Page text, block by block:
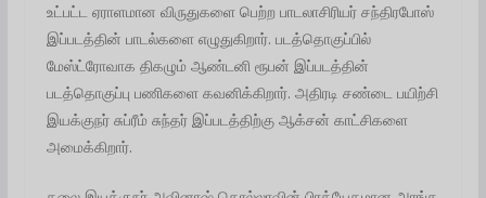
உட்பட்ட ஏராளமான விருதுகளை பெற்ற பாடலாசிரியர் சந்திரபோஸ்
இப்படத்தின் பாடல்களை எழுதுகிறார். படத்தொகுப்பில்
மேஸ்ட்ரோவாக திகழும் ஆண்டனி ரூபன் இப்படத்தின்
படத்தொகுப்பு பணிகளை கவனிக்கிறார். அதிரடி சண்டை பயிற்சி
இயக்குநர் சுப்ரீம் சுந்தர் இப்படத்திற்கு ஆக்சன் காட்சிகளை
அமைக்கிறார்.